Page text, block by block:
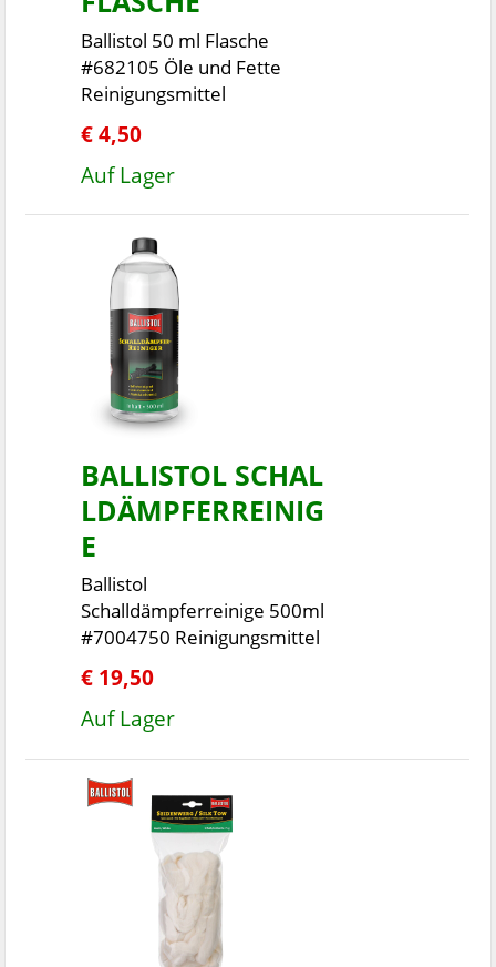
Ballistol 50 ml Flasche
#682105 Öle und Fette
Reinigungsmittel
€ 4,50
Auf Lager
BALLISTOL SCHAL
LDÄMPFERREINIG
E
Ballistol
Schalldämpferreinige 500ml
#7004750 Reinigungsmittel
€ 19,50
Auf Lager